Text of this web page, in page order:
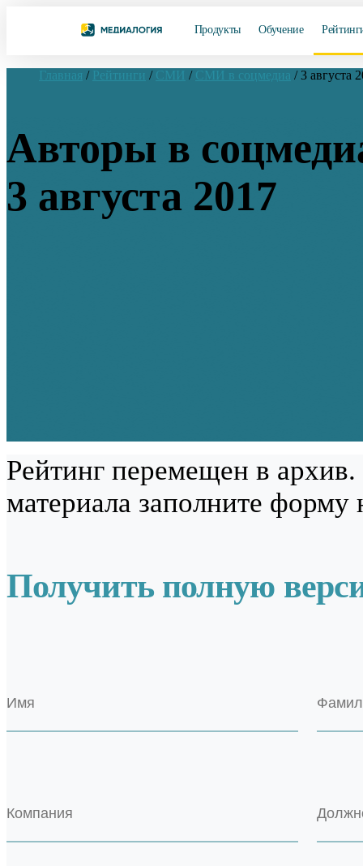
Продукты Обучение
Главная / Рейтинги / СМИ / СМИ в соцмедиа / 3 августа
Авторы в
3 августа 2017
Рейтинг перемещен в
материала заполните форму
Получить полную